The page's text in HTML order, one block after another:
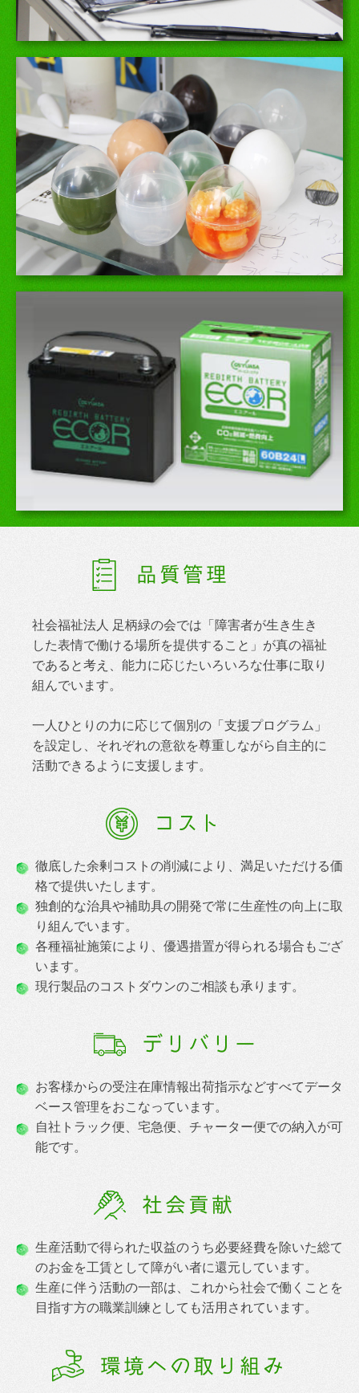
品質管理
社会福祉法人 足柄緑の会では「障害者が生き生き
した表情で働ける場所を提供すること」が真の福祉
であると考え、能力に応じたいろいろな仕事に取り
組んでいます。
一人ひとりの力に応じて個別の「支援プログラム」
を設定し、それぞれの意欲を尊重しながら自主的に
活動できるように支援します。
コスト
徹底した余剰コストの削減により、満足いただける価
格で提供いたします。
独創的な治具や補助具の開発で常に生産性の向上に取
り組んでいます。
各種福祉施策により、優遇措置が得られる場合もござ
います。
現行製品のコストダウンのご相談も承ります。
デリバリー
お客様からの受注在庫情報出荷指示などすべてデータ
ベース管理をおこなっています。
自社トラック便、宅急便、チャーター便での納入が可
能です。
社会貢献
生産活動で得られた収益のうち必要経費を除いた総て
のお金を工賃として障がい者に還元しています。
生産に伴う活動の一部は、これから社会で働くことを
目指す方の職業訓練としても活用されています。
環境への取り組み